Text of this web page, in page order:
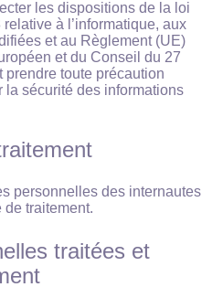
les dispositions de la loi
à l’informatique, aux
et au Règlement (UE)
et du Conseil du 27
toute précaution
la sécurité des informations
personnelles des internautes
traitement.
traitées et